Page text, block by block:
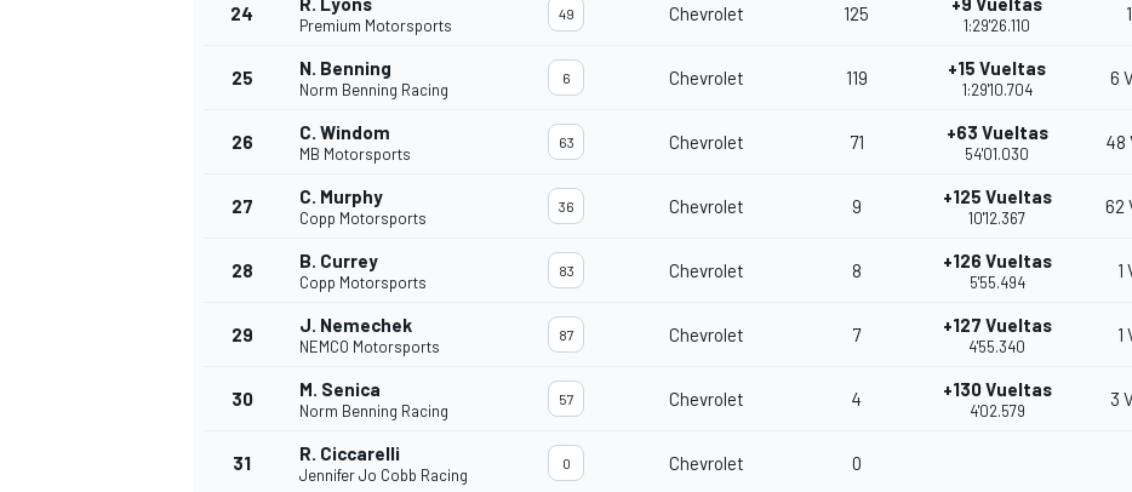
24
Premium Motorsports
49 Chevrolet 125
1:29'26.110
25 N. Benning
Norm Benning Racing
6 Chevrolet 119 +15 Vueltas
1:29'10.704
6
26 C. Windom
MB Motorsports
63 Chevrolet 71 +63 Vueltas
54'01.030
48
27 C. Murphy
Copp Motorsports
36 Chevrolet 9 +125 Vueltas
10'12.367
62
28 B. Currey
Copp Motorsports
83 Chevrolet 8 +126 Vueltas
5'55.494
1
29 J. Nemechek
NEMCO Motorsports
87 Chevrolet 7 +127 Vueltas
4'55.340
1
30 M. Senica
Norm Benning Racing
57 Chevrolet 4 +130 Vueltas
4'02.579
3
31 R. Ciccarelli
Jennifer Jo Cobb Racing
0 Chevrolet 0